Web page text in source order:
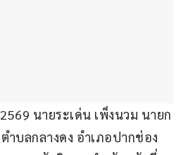
นายระเด่น เพ็งนวม นายก
ำบลกลางดง อำเภอปากช่อง